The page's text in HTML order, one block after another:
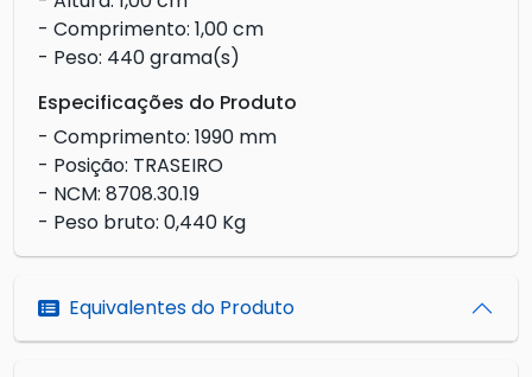
- Comprimento: 1,00 cm
- Peso: 440 grama(s)
Especificações do Produto
- Comprimento: 1990 mm
- Posição: TRASEIRO
- NCM: 8708.30.19
- Peso bruto: 0,440 Kg
Equivalentes do Produto